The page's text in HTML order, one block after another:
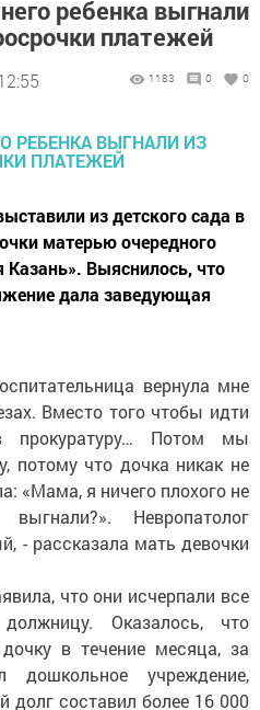
ребенка выгнали
платежей
1183 0 0
из детского сада в
матерью очередного
Выяснилось, что
дала заведующая
вернула мне
Вместо того чтобы идти
Потом мы
потому что дочка никак не
«Мама, я ничего плохого не
Невропатолог
- рассказала мать девочки
что они исчерпали все
Оказалось, что
в течение месяца, за
дошкольное учреждение,
долг составил более 16 000